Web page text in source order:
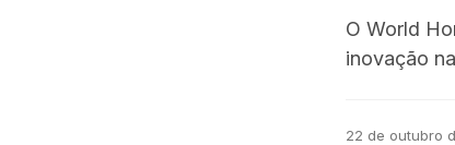
O World
inovação
22 de outubro